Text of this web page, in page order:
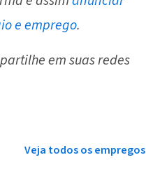
e emprego.
em suas redes
Veja todos os empregos